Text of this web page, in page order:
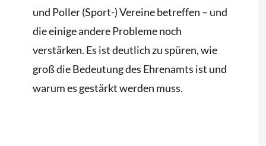
und Poller (Sport-) Vereine betreffen – und
die einige andere Probleme noch
verstärken. Es ist deutlich zu spüren, wie
groß die Bedeutung des Ehrenamts ist und
warum es gestärkt werden muss.